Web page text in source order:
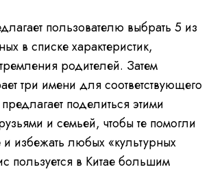
пользователю выбрать 5 из
в списке характеристик,
родителей. Затем
три имени для соответствующего
поделиться этими
и семьей, чтобы те помогли
избежать любых «культурных
пользуется в Китае большим